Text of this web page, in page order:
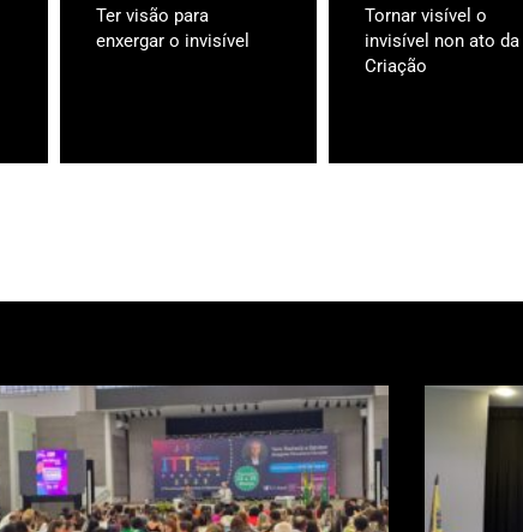
Ter visão para
enxergar o invisível
Tornar visível o
invisível non ato da
Criação